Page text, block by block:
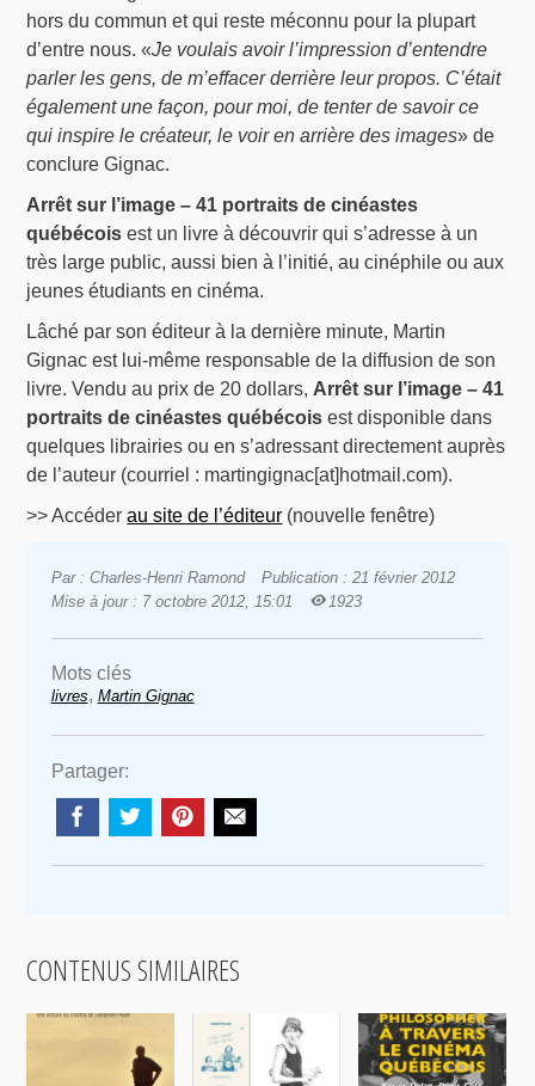
hors du commun et qui reste méconnu pour la plupart
d’entre nous. «Je voulais avoir l’impression d’entendre
parler les gens, de m’effacer derrière leur propos. C’était
également une façon, pour moi, de tenter de savoir ce
qui inspire le créateur, le voir en arrière des images» de
conclure Gignac.
Arrêt sur l’image – 41 portraits de cinéastes
québécois est un livre à découvrir qui s’adresse à un
très large public, aussi bien à l’initié, au cinéphile ou aux
jeunes étudiants en cinéma.
Lâché par son éditeur à la dernière minute, Martin
Gignac est lui-même responsable de la diffusion de son
livre. Vendu au prix de 20 dollars, Arrêt sur l’image – 41
portraits de cinéastes québécois est disponible dans
quelques librairies ou en s’adressant directement auprès
de l’auteur (courriel : martingignac[at]hotmail.com).
>> Accéderau site de l’éditeur (nouvelle fenêtre)
Par : Charles-Henri Ramond
Publication : 21 février 2012
Mise à jour : 7 octobre 2012, 15:01
1923
Mots clés
livres, Martin Gignac
Partager:
CONTENUS SIMILAIRES